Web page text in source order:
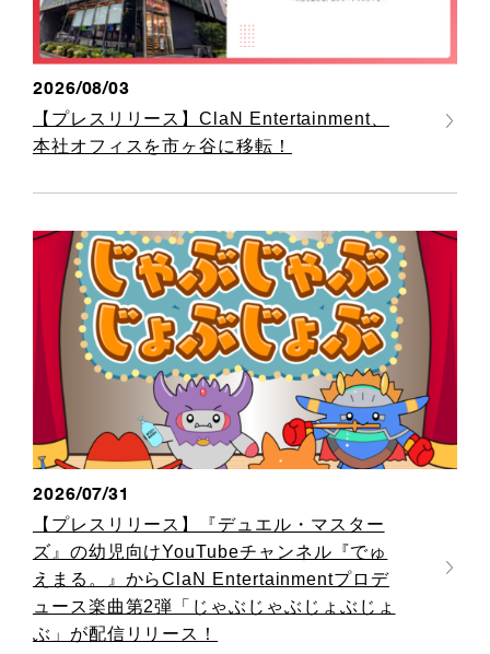
2026/08/03
【プレスリリース】ClaN Entertainment、
本社オフィスを市ヶ谷に移転！
2026/07/31
【プレスリリース】『デュエル・マスター
ズ』の幼児向けYouTubeチャンネル『でゅ
えまる。』からClaN Entertainmentプロデ
ュース楽曲第2弾「じゃぶじゃぶじょぶじょ
ぶ」が配信リリース！